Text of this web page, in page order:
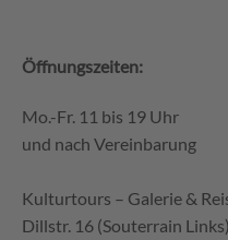
Öffnungszeiten:
Mo.-Fr. 11 bis 19 Uhr
und nach Vereinbarung
Kulturtours – Galerie &
Dillstr. 16 (Souterrain Links)